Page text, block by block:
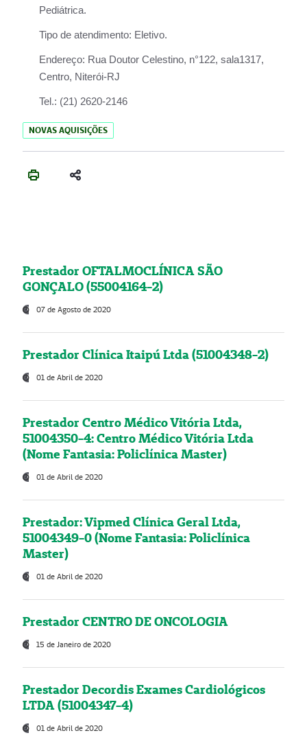
Pediátrica.
Tipo de atendimento: Eletivo.
Endereço: Rua Doutor Celestino, n°122, sala1317,
Centro, Niterói-RJ
Tel.: (21) 2620-2146
NOVAS AQUISIÇÕES
Prestador OFTALMOCLÍNICA SÃO
GONÇALO (55004164-2)
07 de Agosto de 2020
Prestador Clínica Itaipú Ltda (51004348-2)
01 de Abril de 2020
Prestador Centro Médico Vitória Ltda,
51004350-4: Centro Médico Vitória Ltda
(Nome Fantasia: Policlínica Master)
01 de Abril de 2020
Prestador: Vipmed Clínica Geral Ltda,
51004349-0 (Nome Fantasia: Policlínica
Master)
01 de Abril de 2020
Prestador CENTRO DE ONCOLOGIA
15 de Janeiro de 2020
Prestador Decordis Exames Cardiológicos
LTDA (51004347-4)
01 de Abril de 2020